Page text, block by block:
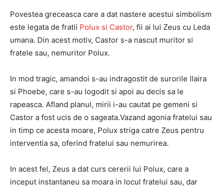
Povestea greceasca care a dat nastere acestui simbolism
este legata de fratii Polux si Castor, fii ai lui Zeus cu Leda
umana. Din acest motiv, Castor s-a nascut muritor si
fratele sau, nemuritor Polux.
In mod tragic, amandoi s-au indragostit de surorile Ilaira
si Phoebe, care s-au logodit si apoi au decis sa le
rapeasca. Afland planul, mirii i-au cautat pe gemeni si
Castor a fost ucis de o sageata.Vazand agonia fratelui sau
in timp ce acesta moare, Polux striga catre Zeus pentru
interventia sa, oferind fratelui sau nemurirea.
In acest fel, Zeus a dat curs cererii lui Polux, care a
inceput instantaneu sa moara in locul fratelui sau, dar